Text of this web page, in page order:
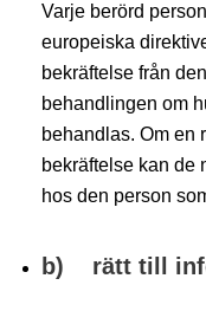
Varje berörd
europeiska
bekräftelse från
behandlingen om
behandlas. Om en
bekräftelse kan de
hos den person
b) rätt till